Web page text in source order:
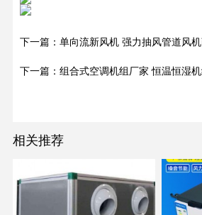
下一篇：单向流新风机 强力抽风管道风
下一篇：组合式空调机组厂家 恒温恒湿
相关推荐